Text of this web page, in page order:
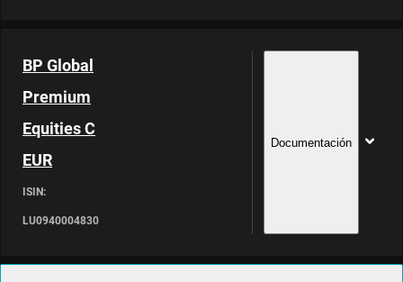
BP Global
Premium
Equities C
EUR
ISIN:
LU0940004830
Documentación